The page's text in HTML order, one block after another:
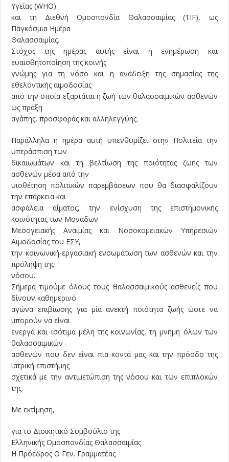
Υγείας (WHO)
και τη Διεθνή Ομοσπονδία Θαλασσαιμίας (TIF), ως
Παγκόσμια Ημέρα
Θαλασσαιμίας.
Στόχος της ημέρας αυτής είναι η ενημέρωση και
ευαισθητοποίηση της κοινής
γνώμης για τη νόσο και η ανάδειξη της σημασίας της
εθελοντικής αιμοδοσίας
από την οποία εξαρτάται η ζωή των θαλασσαιμικών ασθενών
ως πράξη
αγάπης, προσφοράς και αλληλεγγύης.
Παράλληλα η ημέρα αυτή υπενθυμίζει στην Πολιτεία την
υπεράσπιση των
δικαιωμάτων και τη βελτίωση της ποιότητας ζωής των
ασθενών μέσα από την
υιοθέτηση πολιτικών παρεμβάσεων που θα διασφαλίζουν
την επάρκεια και
ασφάλεια αίματος, την ενίσχυση της επιστημονικής
κοινότητας των Μονάδων
Μεσογειακής Αναιμίας και Νοσοκομειακών Υπηρεσιών
Αιμοδοσίας του ΕΣΥ,
την κοινωνική-εργασιακή ενσωμάτωση των ασθενών και την
πρόληψη της
νόσου.
Σήμερα τιμούμε όλους τους θαλασσαιμικούς ασθενείς που
δίνουν καθημερινό
αγώνα επιβίωσης για μία ανεκτή ποιότητα ζωής ώστε να
μπορούν να είναι
ενεργά και ισότιμα μέλη της κοινωνίας, τη μνήμη όλων των
θαλασσαιμικών
ασθενών που δεν είναι πια κοντά μας και την πρόοδο της
ιατρική επιστήμης
σχετικά με την αντιμετώπιση της νόσου και των επιπλοκών
της.
Με εκτίμηση,
για το Διοικητικό Συμβούλιο της
Ελληνικής Ομοσπονδίας Θαλασσαιμίας
Η Πρόεδρος Ο Γεν. Γραμματέας